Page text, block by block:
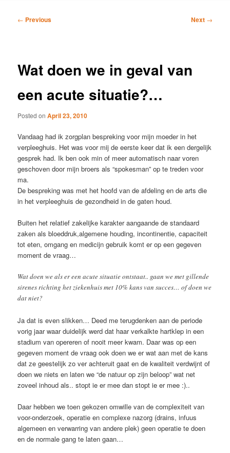
Post
← Previous Next →
Wat doen we in geval van
een acute situatie?…
Posted onApril 23, 2010
Vandaag had ik zorgplan bespreking voor mijn moeder in het
verpleeghuis. Het was voor mij de eerste keer dat ik een dergelijk
gesprek had. Ik ben ook min of meer automatisch naar voren
geschoven door mijn broers als “spokesman” op te treden voor
ma.
De bespreking was met het hoofd van de afdeling en de arts die
in het verpleeghuis de gezondheid in de gaten houd.
Buiten het relatief zakelijke karakter aangaande de standaard
zaken als bloeddruk,algemene houding, incontinentie, capaciteit
tot eten, omgang en medicijn gebruik komt er op een gegeven
moment de vraag…
Wat doen we als er een acute situatie ontstaat.. gaan we met gillende
sirenes richting het ziekenhuis met 10% kans van succes… of doen we
dat niet?
Ja dat is even slikken… Deed me terugdenken aan de periode
vorig jaar waar duidelijk werd dat haar verkalkte hartklep in een
stadium van opereren of nooit meer kwam. Daar was op een
gegeven moment de vraag ook doen we er wat aan met de kans
dat ze geestelijk zo ver achteruit gaat en de kwaliteit verdwijnt of
doen we niets en laten we “de natuur op zijn beloop” wat net
zoveel inhoud als.. stopt ie er mee dan stopt ie er mee :)..
Daar hebben we toen gekozen omwille van de complexiteit van
voor-onderzoek, operatie en complexe nazorg (drains, infuus
algemeen en verwarring van andere plek) geen operatie te doen
en de normale gang te laten gaan…